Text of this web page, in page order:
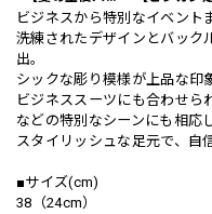
ビジネスから特別なイベント
洗練されたデザインとバック
出。
シックな彫り模様が上品な印
ビジネススーツにも合わせら
などの特別なシーンにも相応
スタイリッシュな足元で、自
■サイズ(cm)
38（24cm）